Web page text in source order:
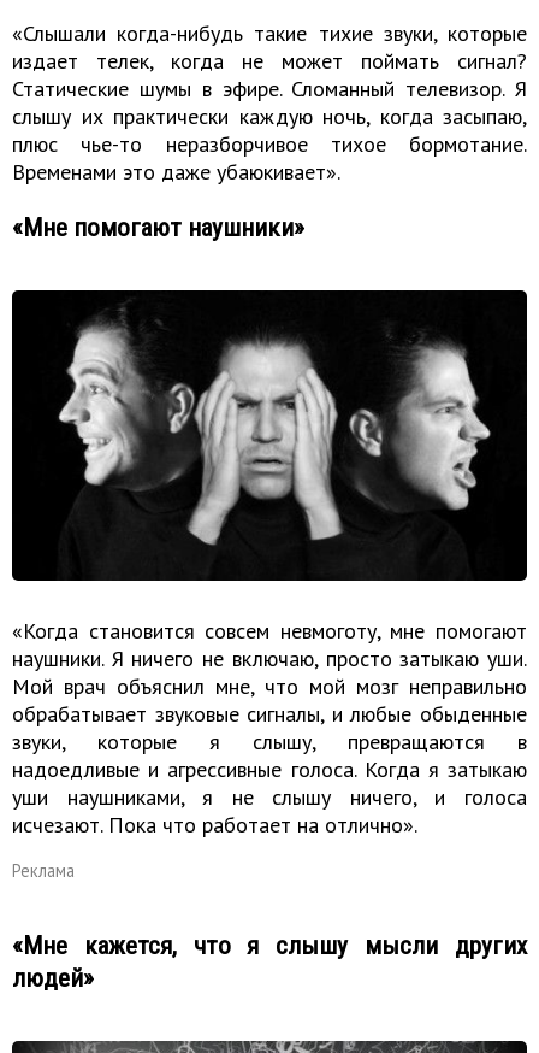
«Слышали когда-нибудь такие тихие звуки, которые
издает телек, когда не может поймать сигнал?
Статические шумы в эфире. Сломанный телевизор. Я
слышу их практически каждую ночь, когда засыпаю,
плюс чье-то неразборчивое тихое бормотание.
Временами это даже убаюкивает».
«Мне помогают наушники»
«Когда становится совсем невмоготу, мне помогают
наушники. Я ничего не включаю, просто затыкаю уши.
Мой врач объяснил мне, что мой мозг неправильно
обрабатывает звуковые сигналы, и любые обыденные
звуки, которые я слышу, превращаются в
надоедливые и агрессивные голоса. Когда я затыкаю
уши наушниками, я не слышу ничего, и голоса
исчезают. Пока что работает на отлично».
Реклама
«Мне кажется, что я слышу мысли других
людей»